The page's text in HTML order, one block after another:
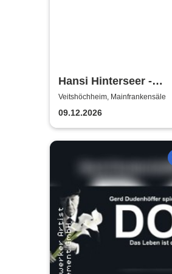
Hansi Hinterseer -
Weihnachtskonzert
Veitshöchheim, Mainfrankensäle
09.12.2026